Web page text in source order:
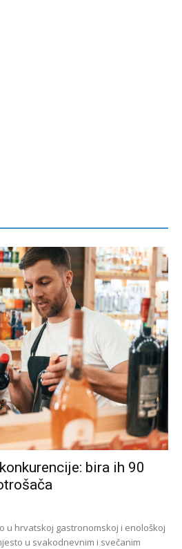
bira ih 90
u hrvatskoj gastronomskoj i enološkoj
u svakodnevnim i svečanim